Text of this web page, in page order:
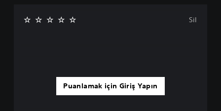
Puanlamak için Giriş Yapın
Sil